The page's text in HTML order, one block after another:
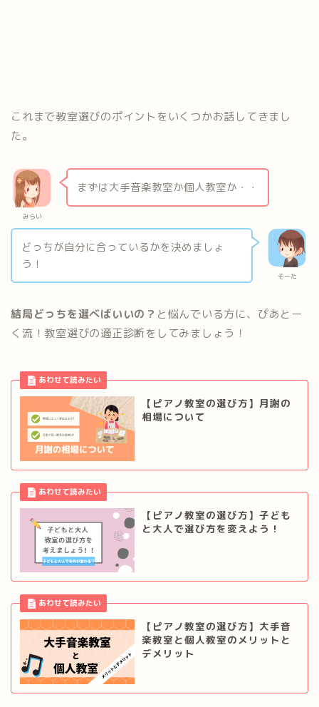
これまで教室選びのポイントをいくつかお話してきまし
た。
みらい
まずは大手音楽教室か個人教室か・・
そーた
どっちが自分に合っているかを決めましょ
う！
結局どっちを選べばいいの？ と悩んでいる方に、ぴあとー
く流！教室選びの適正診断をしてみましょう！
【ピアノ教室の選び方】月謝の
相場について
【ピアノ教室の選び方】子ども
と大人で選び方を変えよう！
【ピアノ教室の選び方】大手音
楽教室と個人教室のメリットと
デメリット